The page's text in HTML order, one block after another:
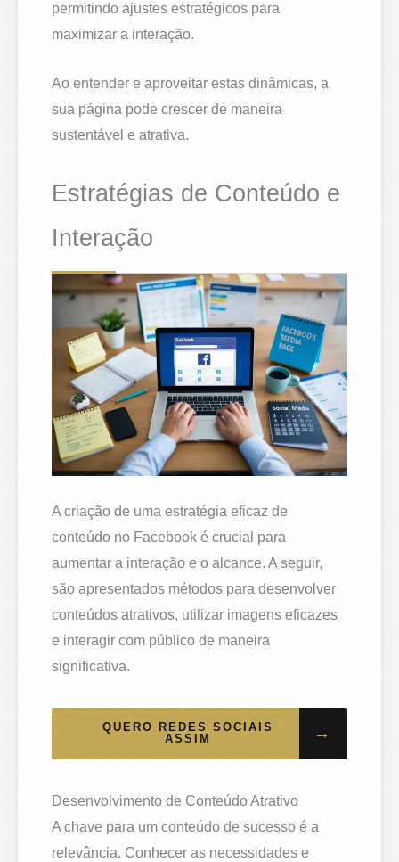
permitindo ajustes estratégicos para
maximizar a interação.
Ao entender e aproveitar estas dinâmicas, a
sua página pode crescer de maneira
sustentável e atrativa.
Estratégias de Conteúdo e
Interação
A criação de uma estratégia eficaz de
conteúdo no Facebook é crucial para
aumentar a interação e o alcance. A seguir,
são apresentados métodos para desenvolver
conteúdos atrativos, utilizar imagens eficazes
e interagir com público de maneira
significativa.
QUERO REDES SOCIAIS
ASSIM
→
Desenvolvimento de Conteúdo Atrativo
A chave para um conteúdo de sucesso é a
relevância. Conhecer as necessidades e